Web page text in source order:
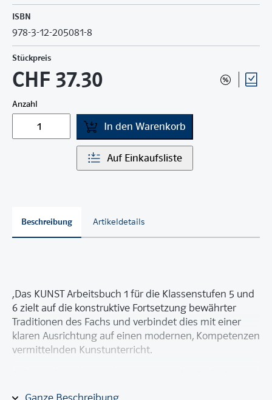
ISBN
978-3-12-205081-8
Stückpreis
CHF 37.30
Anzahl
In den Warenkorb
Auf Einkaufsliste
Beschreibung Artikeldetails
,Das KUNST Arbeitsbuch 1 für die Klassenstufen 5 und
6 zielt auf die konstruktive Fortsetzung bewährter
Traditionen des Fachs und verbindet dies mit einer
klaren Ausrichtung auf einen modernen, Kompetenzen
vermittelnden Kunstunterricht.